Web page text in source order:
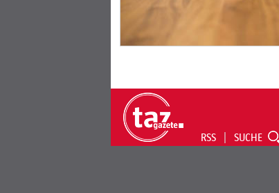
RSS SUCHE